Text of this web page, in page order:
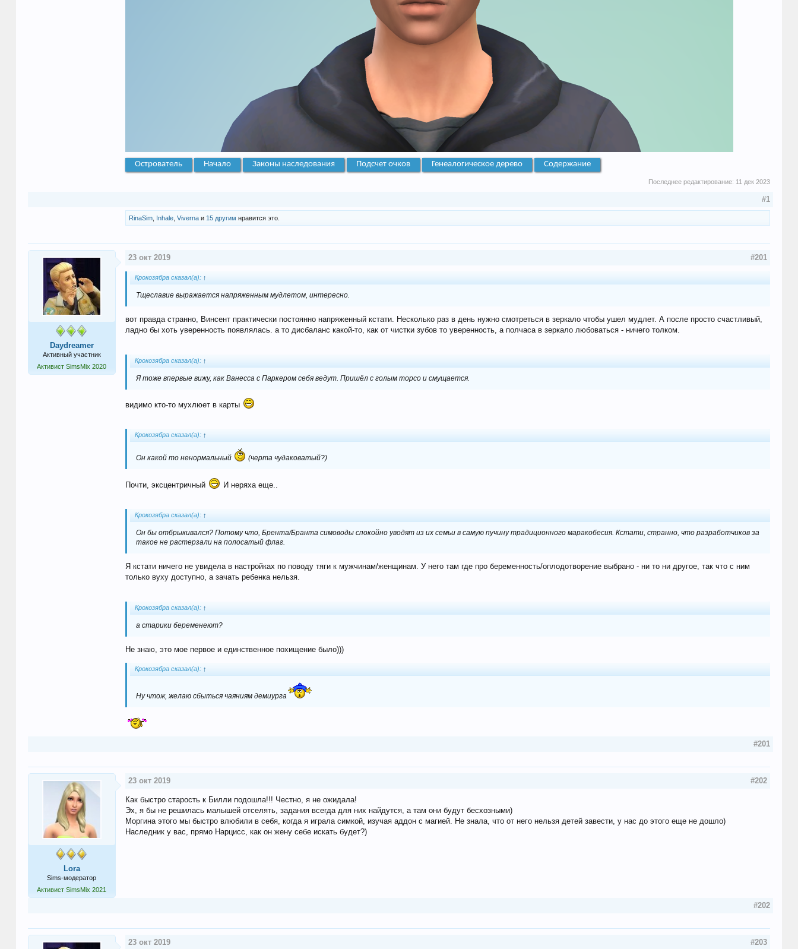
Острователь Начало Законы наследования Подсчет очков Генеалогическое дерево Содержание
Последнее редактирование: 11 дек 2023
#1
RinaSim, Inhale, Vivernaи 15 другим нравится это.
Daydreamer
Активный участник
Активист SimsMix 2020
23 окт 2019 #201
Крокозябра сказал(а): ↑
Тщеславие выражается напряженным мудлетом, интересно.
вот правда странно, Винсент практически постоянно напряженный кстати. Несколько раз в день нужно смотреться в зеркало чтобы ушел мудлет. А после просто счастливый,
ладно бы хоть уверенность появлялась. а то дисбаланс какой-то, как от чистки зубов то уверенность, а полчаса в зеркало любоваться - ничего толком.
Крокозябра сказал(а): ↑
Я тоже впервые вижу, как Ванесса с Паркером себя ведут. Пришёл с голым торсо и смущается.
видимо кто-то мухлюет в карты
Крокозябра сказал(а): ↑
Он какой то ненормальный (черта чудаковатый?)
Почти, эксцентричный И неряха еще..
Крокозябра сказал(а): ↑
Он бы отбрыкивался? Потому что, Брента/Бранта симоводы спокойно уводят из их семьи в самую пучину традиционного маракобесия. Кстати, странно, что разработчиков за
такое не растерзали на полосатый флаг.
Я кстати ничего не увидела в настройках по поводу тяги к мужчинам/женщинам. У него там где про беременность/оплодотворение выбрано - ни то ни другое, так что с ним
только вуху доступно, а зачать ребенка нельзя.
Крокозябра сказал(а): ↑
а старики беременеют?
Не знаю, это мое первое и единственное похищение было)))
Крокозябра сказал(а): ↑
Ну чтож, желаю сбыться чаяниям демиурга
#201
Lora
Sims-модератор
Активист SimsMix 2021
23 окт 2019 #202
Как быстро старость к Билли подошла!!! Честно, я не ожидала!
Эх, я бы не решилась малышей отселять, задания всегда для них найдутся, а там они будут бесхозными)
Моргина этого мы быстро влюбили в себя, когда я играла симкой, изучая аддон с магией. Не знала, что от него нельзя детей завести, у нас до этого еще не дошло)
Наследник у вас, прямо Нарцисс, как он жену себе искать будет?)
#202
23 окт 2019 #203